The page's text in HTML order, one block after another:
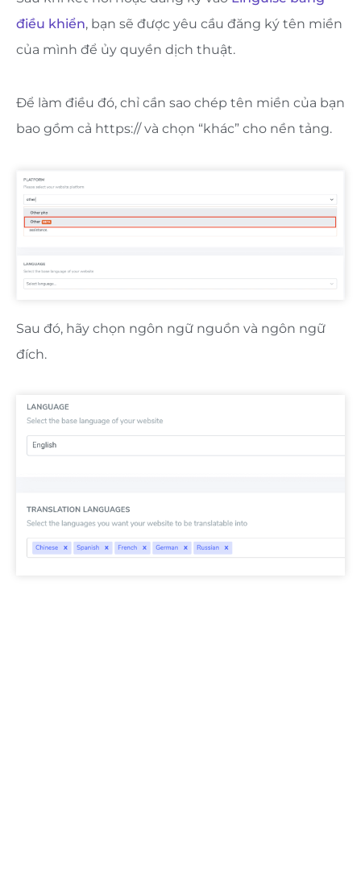
điều khiển, bạn sẽ được yêu cầu đăng ký tên miền
của mình để ủy quyền dịch thuật.
Để làm điều đó, chỉ cần sao chép tên miền của bạn
bao gồm cả https:// và chọn “khác” cho nền tảng.
Sau đó, hãy chọn ngôn ngữ nguồn và ngôn ngữ
đích.